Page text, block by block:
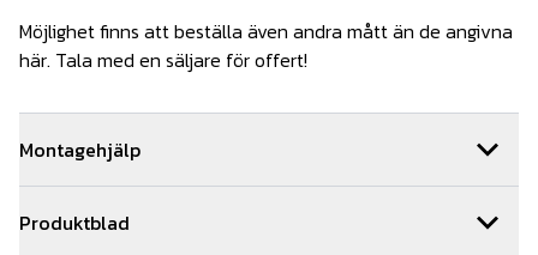
Möjlighet finns att beställa även andra mått än de angivna
här. Tala med en säljare för offert!
Montagehjälp
vi dig gärna. Vi har ett team med kunniga montörer som är
Produktblad